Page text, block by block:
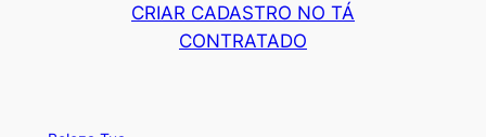
CRIAR CADASTRO NO TÁ
CONTRATADO